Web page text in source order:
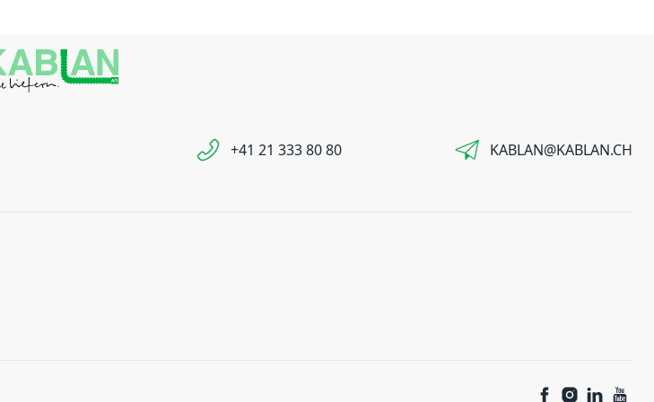
+41 21 333 80 80 KABLAN@KABLAN.CH